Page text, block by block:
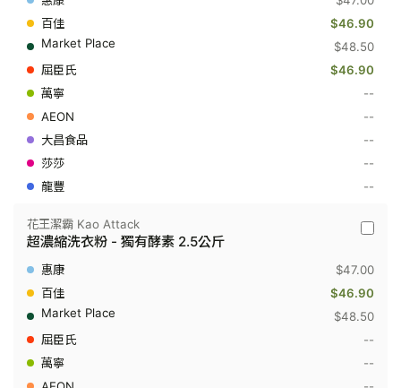
霸
Kao
-
超
濃
縮
衣
(全
1)
2.25
斤
$46.90
$48.50
$46.90
--
--
--
--
--
花
潔
霸
Kao
-
縮
花王潔霸 Kao Attack
超濃縮洗衣粉 - 獨有酵素 2.5公斤
$47.00
$46.90
$48.50
--
--